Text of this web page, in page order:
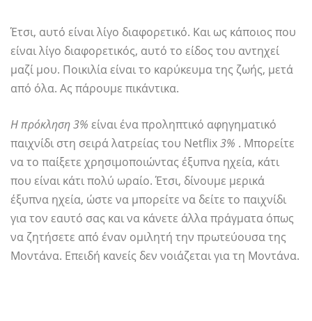
Έτσι, αυτό είναι λίγο διαφορετικό. Και ως κάποιος που
είναι λίγο διαφορετικός, αυτό το είδος του αντηχεί
μαζί μου. Ποικιλία είναι το καρύκευμα της ζωής, μετά
από όλα. Ας πάρουμε πικάντικα.
Η πρόκληση 3% είναι ένα προληπτικό αφηγηματικό
παιχνίδι στη σειρά λατρείας του Netflix3% . Μπορείτε
να το παίξετε χρησιμοποιώντας έξυπνα ηχεία, κάτι
που είναι κάτι πολύ ωραίο. Έτσι, δίνουμε μερικά
έξυπνα ηχεία, ώστε να μπορείτε να δείτε το παιχνίδι
για τον εαυτό σας και να κάνετε άλλα πράγματα όπως
να ζητήσετε από έναν ομιλητή την πρωτεύουσα της
Μοντάνα. Επειδή κανείς δεν νοιάζεται για τη Μοντάνα.